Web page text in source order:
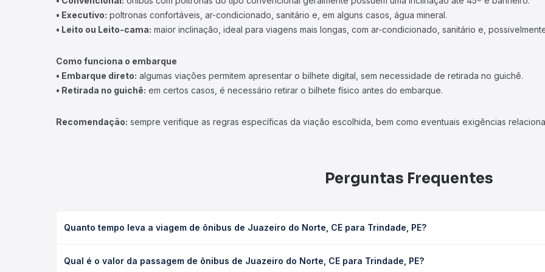
• Executivo: poltronas confortáveis, ar-condicionado, sanitário e, em alguns casos, água mineral.
• Leito ou Leito-cama: maior inclinação, ideal para viagens mais longas, com ar-condicionado, sanitário e,
Como funciona o embarque
• Embarque direto: algumas viações permitem apresentar o bilhete digital, sem necessidade de retirada no guichê.
• Retirada no guichê: em certos casos, é necessário retirar o bilhete físico antes do embarque.
Recomendação: sempre verifique as regras específicas da viação escolhida, bem como eventuais exigências
Perguntas Frequentes
Quanto tempo leva a viagem de ônibus de Juazeiro do Norte, CE para Trindade, PE?
ou leito) e as condições de tráfego. Na Quero Passagem você consulta os horários disponíveis e vê a duração exata
Qual é o valor da passagem de ônibus de Juazeiro do Norte, CE para Trindade, PE?